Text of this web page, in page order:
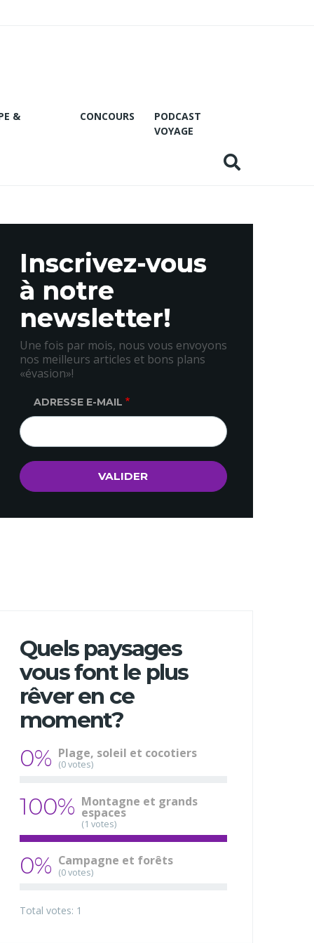
&
CONCOURS
PODCAST
VOYAGE
Inscrivez-vous
à notre
newsletter!
Une fois par mois, nous vous envoyons
nos meilleurs articles et bons plans
«évasion»!
ADRESSE E-MAIL
Quels paysages
vous font le plus
rêver en ce
moment?
0% Plage, soleil et cocotiers
(0 votes)
100% Montagne et grands
espaces
(1 votes)
0% Campagne et forêts
(0 votes)
Total votes: 1